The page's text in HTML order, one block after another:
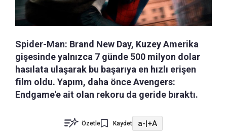
Spider-Man: Brand New Day, Kuzey Amerika
gişesinde yalnızca 7 günde 500 milyon dolar
hasılata ulaşarak bu başarıya en hızlı erişen
film oldu. Yapım, daha önce Avengers:
Endgame'e ait olan rekoru da geride bıraktı.
Özetle Kaydet a-|+A